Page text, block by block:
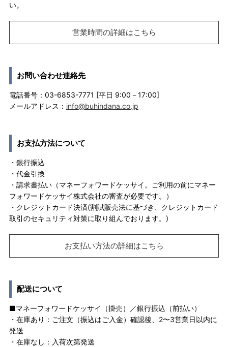
い。
営業時間の詳細はこちら
お問い合わせ連絡先
電話番号：03-6853-7771 [平日 9:00－17:00]
メールアドレス： info@buhindana.co.jp
お支払方法について
・銀行振込
・代金引換
・請求書払い（マネーフォワードケッサイ。ご利用の前にマネー
フォワードケッサイ株式会社の審査が必要です。）
・クレジットカード決済(割賦販売法に基づき、クレジットカード
取引のセキュリティ対策に取り組んでおります。)
お支払い方法の詳細はこちら
配送について
■マネーフォワードケッサイ（掛売）／銀行振込（前払い）
・在庫あり：ご注文（振込はご入金）確認後、2〜3営業日以内に
発送
・在庫なし：入荷次第発送